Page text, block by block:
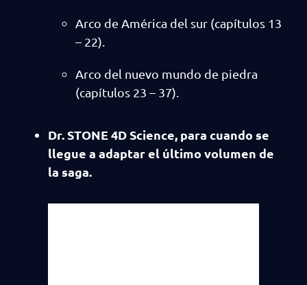
Arco de América del sur (capítulos 13
– 22).
Arco del nuevo mundo de piedra
(capítulos 23 – 37).
Dr. STONE 4D Science, para cuando se
llegue a adaptar el último volumen de
la saga.